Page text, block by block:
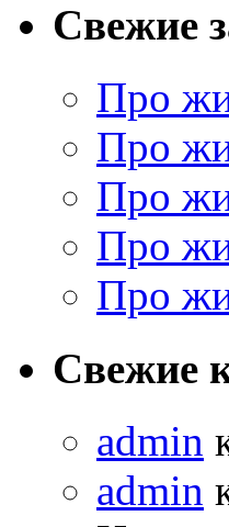
Свежие
Про
Про
Про
Про
Про
Свежие
admin
admin